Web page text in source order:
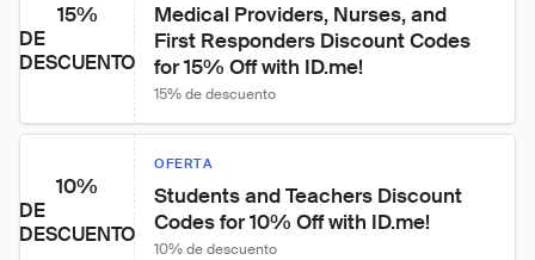
15%
DE
DESCUENTO
Medical Providers, Nurses, and
First Responders Discount Codes
for 15% Off with ID.me!
15% de descuento
10%
DE
DESCUENTO
OFERTA
Students and Teachers Discount
Codes for 10% Off with ID.me!
10% de descuento